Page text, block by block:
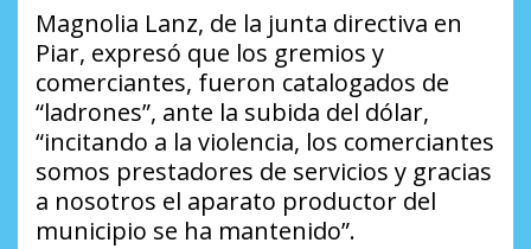
Magnolia Lanz, de la junta directiva en
Piar, expresó que los gremios y
comerciantes, fueron catalogados de
“ladrones”, ante la subida del dólar,
“incitando a la violencia, los comerciantes
somos prestadores de servicios y gracias
a nosotros el aparato productor del
municipio se ha mantenido”.